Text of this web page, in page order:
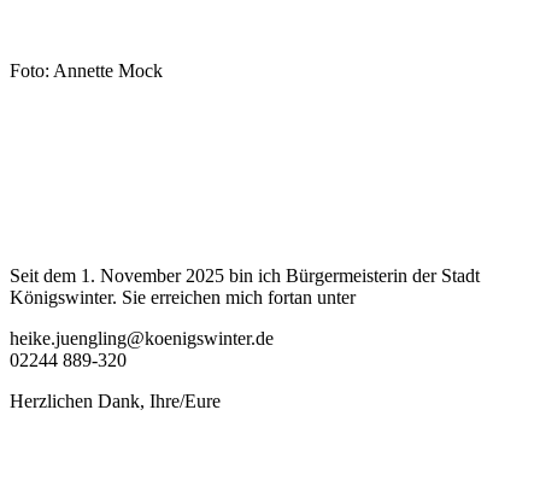
Foto: Annette Mock
Seit dem 1. November 2025 bin ich Bürgermeisterin der Stadt
Königswinter. Sie erreichen mich fortan unter
heike.juengling@koenigswinter.de
02244 889-320
Herzlichen Dank, Ihre/Eure